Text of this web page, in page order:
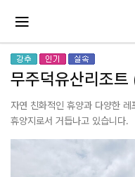
무주덕유산리조
자연 친화적인 휴양과 다양한
휴양지로서 거듭나고 있습니다.